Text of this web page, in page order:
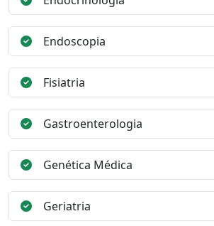
Endoscopia
Fisiatria
Gastroenterologia
Genética Médica
Geriatria